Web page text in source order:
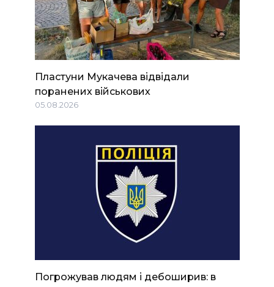
Пластуни Мукачева відвідали
поранених військових
05.08.2026
Погрожував людям і дебоширив: в